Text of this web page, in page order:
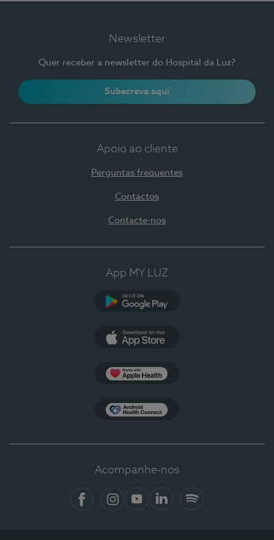
Newsletter
Quer receber a newsletter do Hospital da Luz?
Subscreva aqui
Apoio ao cliente
Perguntas frequentes
Contactos
Contacte-nos
App MY LUZ
Acompanhe-nos